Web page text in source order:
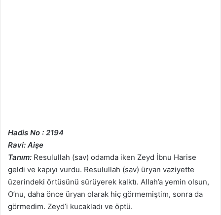
Hadis No : 2194
Ravi: Aişe
Tanım: Resulullah (sav) odamda iken Zeyd İbnu Harise
geldi ve kapıyı vurdu. Resulullah (sav) üryan vaziyette
üzerindeki örtüsünü sürüyerek kalktı. Allah’a yemin olsun,
O’nu, daha önce üryan olarak hiç görmemiştim, sonra da
görmedim. Zeyd’i kucakladı ve öptü.